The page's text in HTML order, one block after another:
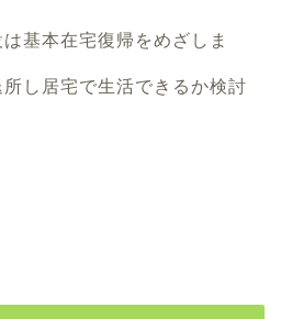
基本在宅復帰をめざしま
し居宅で生活できるか検討